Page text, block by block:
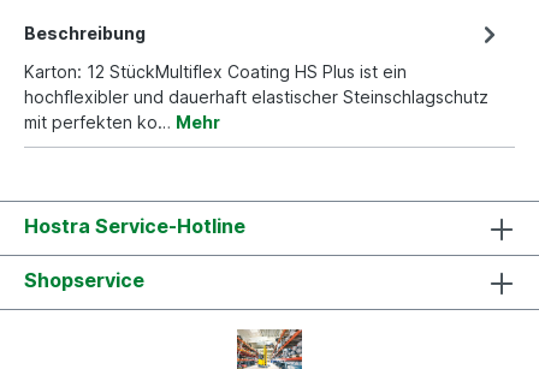
Beschreibung
Karton: 12 StückMultiflex Coating HS Plus ist ein
hochflexibler und dauerhaft elastischer Steinschlagschutz
mit perfekten ko… Mehr
Hostra Service-Hotline
Shopservice